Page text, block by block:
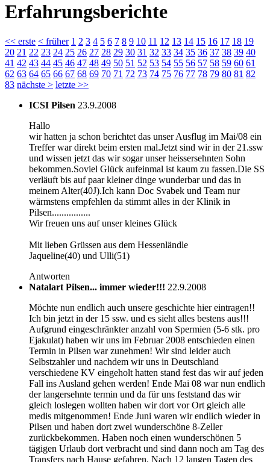
Erfahrungsberichte
<< erste < früher 1 2 3 4 5 6 7 8 9 10 11 12 13 14 15 16 17 18 19
20 21 22 23 24 25 26 27 28 29 30 31 32 33 34 35 36 37 38 39 40
41 42 43 44 45 46 47 48 49 50 51 52 53 54 55 56 57 58 59 60 61
62 63 64 65 66 67 68 69 70 71 72 73 74 75 76 77 78 79 80 81 82
83 nächste > letzte >>
ICSI Pilsen 23.9.2008
Hallo
wir hatten ja schon berichtet das unser Ausflug im Mai/08 ein
Treffer war direkt beim ersten mal.Jetzt sind wir in der 21.ssw
und wissen jetzt das wir sogar unser heissersehnten Sohn
bekommen.Soviel Glück aufeinmal ist kaum zu fassen.Die SS
verläuft bis auf paar kleiner dinge wunderbar und das in
meinem Alter(40J).Ich kann Doc Svabek und Team nur
wärmstens empfehlen da stimmt alles in der Klinik in
Pilsen................
Wir freuen uns auf unser kleines Glück
Mit lieben Grüssen aus dem Hessenländle
Jaqueline(40) und Ulli(51)
Antworten
Natalart Pilsen... immer wieder!!! 22.9.2008
Möchte nun endlich auch unsere geschichte hier eintragen!!
Ich bin jetzt in der 15 ssw. und es sieht alles bestens aus!!!
Aufgrund eingeschränkter anzahl von Spermien (5-6 stk. pro
Ejakulat) haben wir uns im Februar 2008 entschieden einen
Termin in Pilsen war zunehmen! Wir sind leider auch
Selbstzahler und nachdem wir uns in Deutschland
verschiedene KV eingeholt hatten stand fest das wir auf jeden
Fall ins Ausland gehen werden! Ende Mai 08 war nun endlich
der langersehnte termin und da für uns feststand das wir
gleich loslegen wollten haben wir dort vor Ort gleich alle
medis mitgenommen! Ende Juni waren wir endlich wieder in
Pilsen und haben dort zwei wunderschöne 8-Zeller
zurückbekommen. Haben noch einen wunderschönen 5
tägigen Urlaub dort verbracht und sind dann noch am Tag des
Transfers nach Hause gefahren. Nach 12 langen Tagen des